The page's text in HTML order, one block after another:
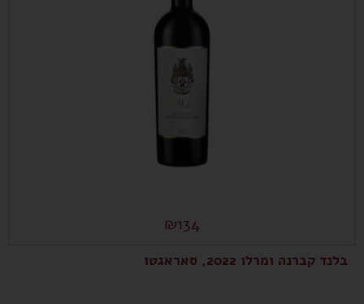
₪134
בלנד קברנה ומרלו 2022, סאראגטו